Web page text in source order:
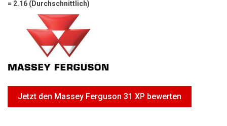
Rasentraktoren
Hoflader
Jetzt Bewerten
= 2.16 (Durchschnittlich)
Jetzt den Massey Ferguson 31 XP bewerten